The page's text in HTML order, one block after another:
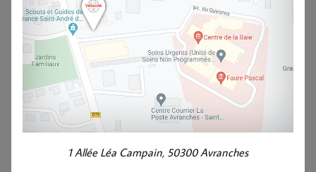
1 Allée Léa Campain, 50300 Avranches